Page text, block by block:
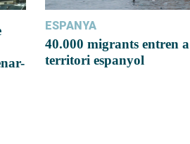
ESPANYA
40.000 migrants entren a
territori espanyol